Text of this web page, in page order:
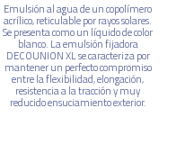
Emulsión al agua de un copolímero
acrílico, reticulable por rayos solares.
Se presenta como un líquido de color
blanco. La emulsión fijadora
DECOUNION XL se caracteriza por
mantener un perfecto compromiso
entre la flexibilidad, elongación,
resistencia a la tracción y muy
reducido ensuciamiento exterior.